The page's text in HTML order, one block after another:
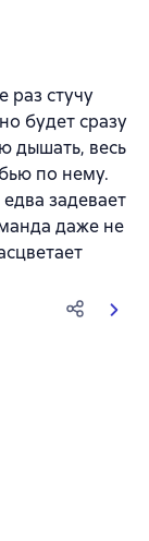
оценок
раз стучу
будет сразу
дышать, весь
по нему.
задевает
даже не
оценок